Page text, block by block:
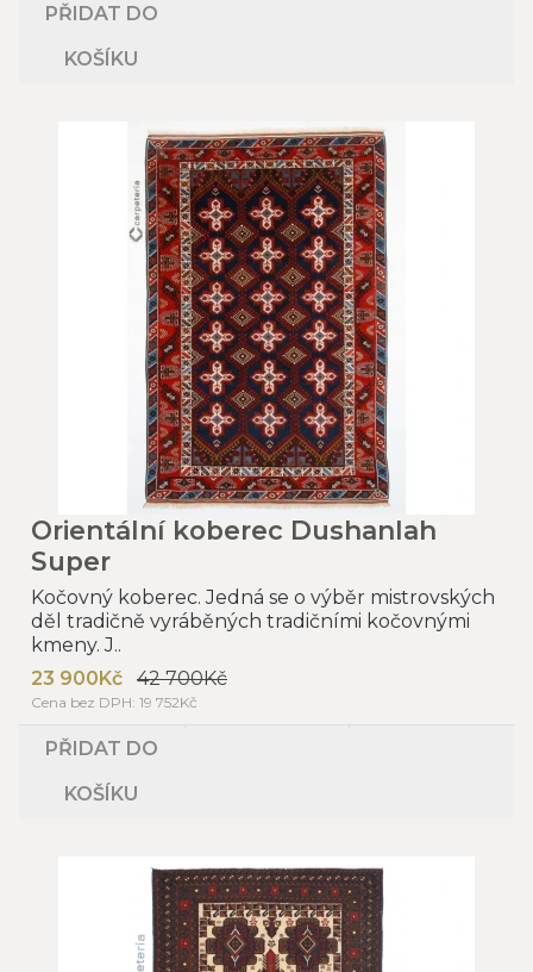
PŘIDAT DO
KOŠÍKU
Orientální koberec Dushanlah
Super
Kočovný koberec. Jedná se o výběr mistrovských
děl tradičně vyráběných tradičními kočovnými
kmeny. J..
23 900Kč
42 700Kč
Cena bez DPH: 19 752Kč
PŘIDAT DO
KOŠÍKU